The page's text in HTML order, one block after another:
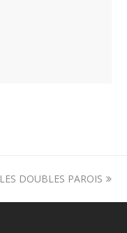
next
LES DOUBLES PAROIS